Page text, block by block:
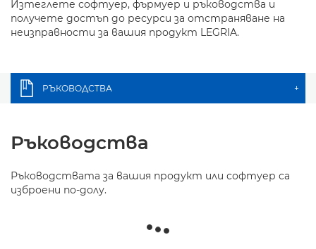
Изтеглете софтуер, фърмуер и ръководства и
получете достъп до ресурси за отстраняване на
неизправности за вашия продукт LEGRIA.
РЪКОВОДСТВА +
Ръководства
Ръководствата за вашия продукт или софтуер са
изброени по-долу.